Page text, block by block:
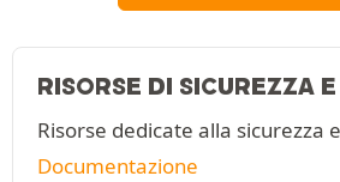
RISORSE DI SICUREZZA
Risorse dedicate alla sicurezza
Documentazione